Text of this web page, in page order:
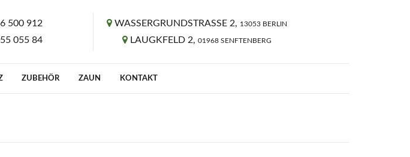
500 912
055 84
WASSERGRUNDSTRASSE 2, 13053 BERLIN
LAUGKFELD 2,01968 SENFTENBERG
ZUBEHÖR ZAUN KONTAKT